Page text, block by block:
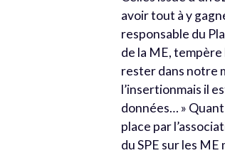
avoir tout à y
responsable du
de la ME,
rester dans notre
l’insertionmais il
données… »
place par
du SPE sur les